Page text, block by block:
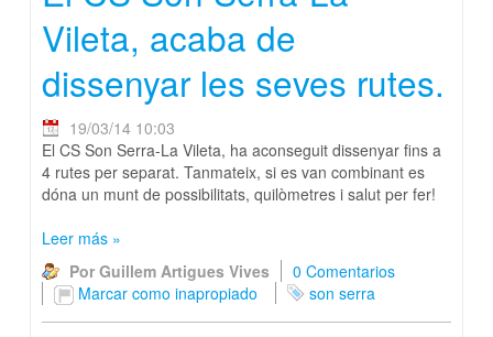
Vileta, acaba de
dissenyar les seves rutes.
19/03/14 10:03
El CS Son Serra-La Vileta, ha aconseguit dissenyar fins a
4 rutes per separat. Tanmateix, si es van combinant es
dóna un munt de possibilitats, quilòmetres i salut per fer!
Leer más »
Por Guillem Artigues Vives
0 Comentarios
Marcar como inapropiado
son serra